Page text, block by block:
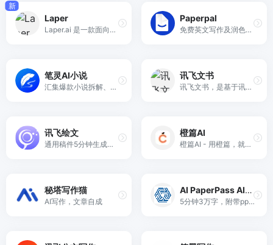
新
Laper
Laper.ai 是一款面向影视剧本创作与协作的 AI 平台，通过人工智能辅助编剧从创意构思到结构化剧本输出，提供剧情管理、场景划分等工具，同时支持多人实时协同编辑与团队协作，帮助影视创作者和制作团队提升创作效率并优化创作流程。
Paperpal
免费英文写作及润色AI工具，兼备翻译及投稿检查等强大功能，大幅节省写作时长
笔灵AI小说
汇集爆款小说拆解、小说大纲一键生成、200+小说生成器、总结网文大神写作公式、精选小说资料库。
讯飞文书
讯飞文书，是基于讯飞星火大模型进行文书数据定制训练，面向文书写作群体推出的一款AI材料写作平台。
讯飞绘文
通用稿件5分钟生成，深度稿件编辑效率翻番。一站式高效运营，全流程智能优化。
橙篇AI
橙篇AI - 用橙篇，就成了
秘塔写作猫
AI写作，文章自成
AI PaperPass AI论文
5分钟3万字，附带ppt，开题报告，40篇真实参考文献，查重超过10%退费！